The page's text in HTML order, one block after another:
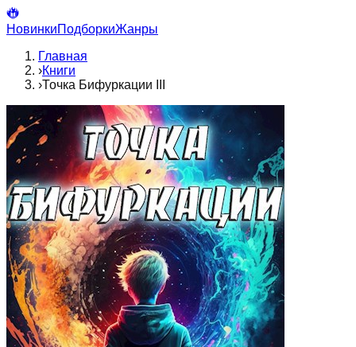
НовинкиПодборкиЖанры
Главная
›Книги
›Точка Бифуркации III